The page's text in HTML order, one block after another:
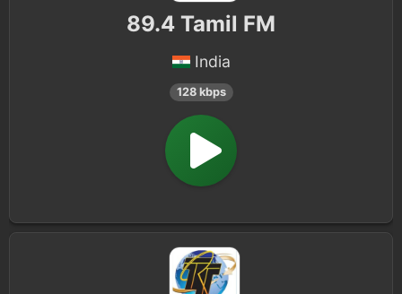
89.4 Tamil FM
India
128 kbps